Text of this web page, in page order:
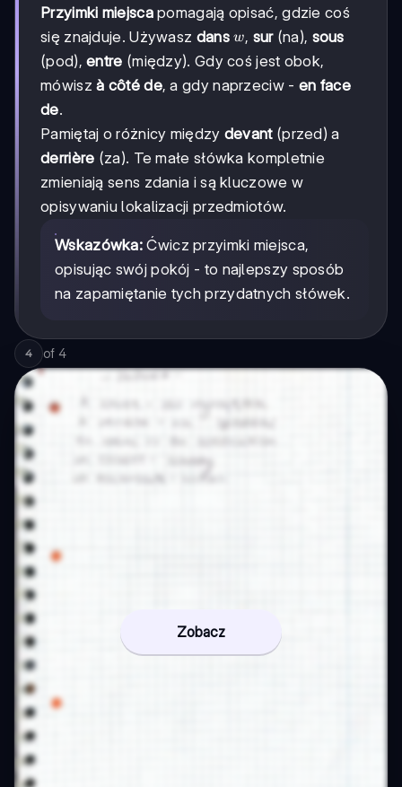
Przyimki miejscapomagają opisać, gdzie coś
się znajduje. Używasz dans w
w, sur(na), sous
(pod),entre (między). Gdy coś jest obok,
mówiszà côté de, a gdy naprzeciw - en face
de.
Pamiętaj o różnicy między devant(przed) a
derrière (za). Te małe słówka kompletnie
zmieniają sens zdania i są kluczowe w
opisywaniu lokalizacji przedmiotów.
Wskazówka: Ćwicz przyimki miejsca,
opisując swój pokój - to najlepszy sposób
na zapamiętanie tych przydatnych słówek.
4 of 4
Zobacz